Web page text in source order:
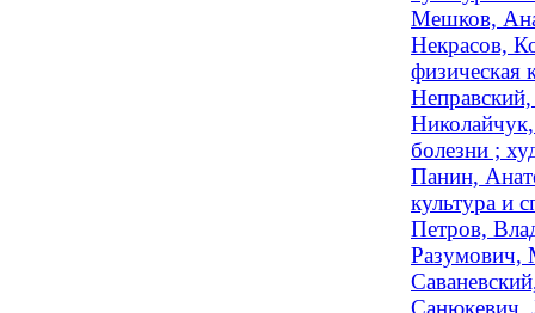
Мешков,
Некрасов,
физическая
болезни ;
Панин,
культура и
Петров,
Разумович,